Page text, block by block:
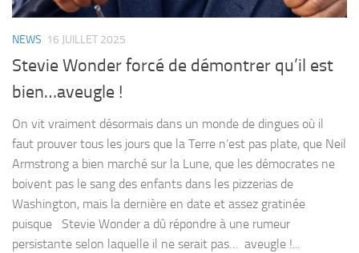
NEWS 16 JUILLET 2025
Stevie Wonder forcé de démontrer qu’il est
bien…aveugle !
On vit vraiment désormais dans un monde de dingues où il
faut prouver tous les jours que la Terre n’est pas plate, que Neil
Armstrong a bien marché sur la Lune, que les démocrates ne
boivent pas le sang des enfants dans les pizzerias de
Washington, mais la dernière en date et assez gratinée
puisque Stevie Wonder a dû répondre à une rumeur
persistante selon laquelle il ne serait pas… aveugle !...